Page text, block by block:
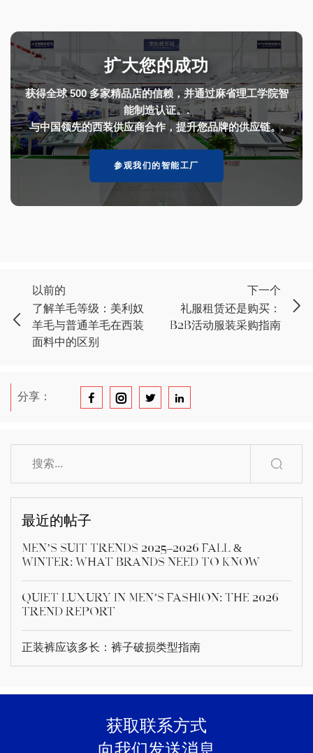
扩大您的成功
获得全球 500 多家精品店的信赖，并通过麻省理工学院智
能制造认证。.
与中国领先的西装供应商合作，提升您品牌的供应链。.
参观我们的智能工厂
以前的
了解羊毛等级：美利奴
羊毛与普通羊毛在西装
面料中的区别
下一个
礼服租赁还是购买：
B2B活动服装采购指南
分享：
最近的帖子
Men’s Suit Trends 2025–2026 Fall &
Winter: What Brands Need to Know
Quiet Luxury in Men’s Fashion: The 2026
Trend Report
正装裤应该多长：裤子破损类型指南
获取联系方式